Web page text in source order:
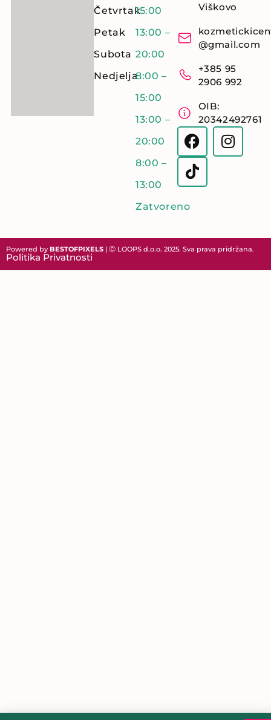
Četvrtak
Petak
Subota
Nedjelja
15:00
13:00 –
20:00
8:00 –
15:00
13:00 –
20:00
8:00 –
13:00
Zatvoreno
Viškovo
@gmail.com
+385 95
2906 992
OIB:
20342492761
Powered by BESTOFPIXELS | Ⓒ LOOPS d.o.o. 2025. Sva prava pridržana.
Politika Privatnosti